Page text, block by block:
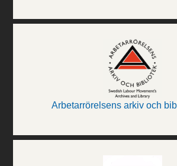
Arbetarrörelsens arkiv och